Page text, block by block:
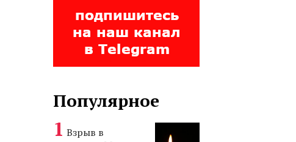
Популярное
Взрыв в